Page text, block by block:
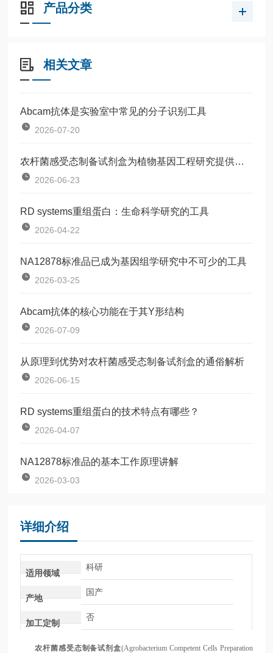
产品分类
相关文章
Abcam抗体是实验室中常见的分子识别工具
2026-07-20
农杆菌感受态制备试剂盒为植物基因工程研究提供了一种标准化工具
2026-06-23
RD systems重组蛋白：生命科学研究的工具
2026-04-22
NA12878标准品已成为基因组学研究中不可少的工具
2026-03-25
Abcam抗体的核心功能在于其Y形结构
2026-07-09
从原理到优势对农杆菌感受态制备试剂盒的通俗解析
2026-06-15
RD systems重组蛋白的技术特点有哪些？
2026-04-07
NA12878标准品的基本工作原理讲解
2026-03-03
详细介绍
适用领域
科研
产地
国产
加工定制
否
农杆菌感受态制备试剂盒(Agrobacterium Competent Cells Preparation